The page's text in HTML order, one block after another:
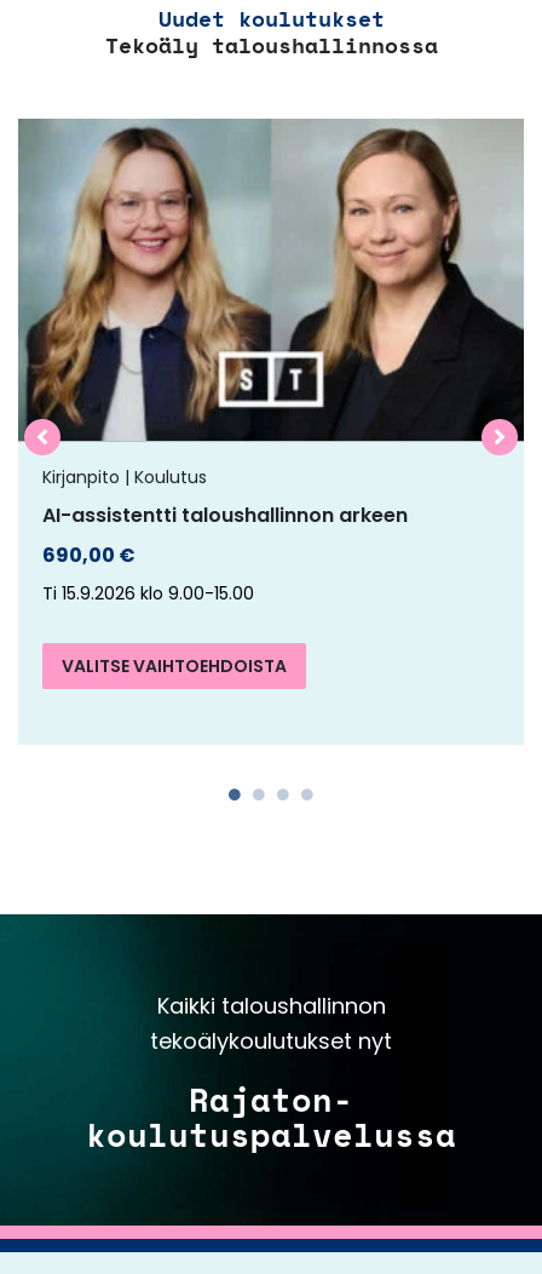
Uudet koulutukset
Tekoäly taloushallinnossa
Kirjanpito | Koulutus
AI-assistentti taloushallinnon arkeen
690,00 €
Ti 15.9.2026 klo 9.00-15.00
VALITSE VAIHTOEHDOISTA
tuotteella
useampi
muunnelma.
Voit
tehdä
valinnat
tuotteen
sivulla.
Kaikki taloushallinnon
tekoälykoulutukset nyt
Rajaton-
koulutuspalvelussa